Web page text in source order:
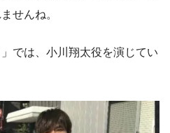
せんね。
」では、小川翔太役を演じてい